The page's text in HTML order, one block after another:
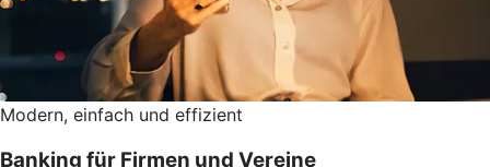
Modern, einfach und effizient
Banking für Firmen und Vereine